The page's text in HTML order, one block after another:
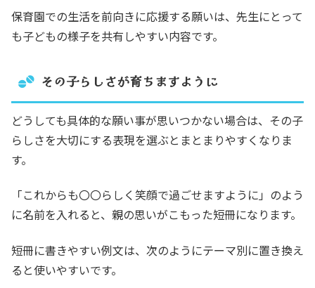
保育園での生活を前向きに応援する願いは、先生にとって
も子どもの様子を共有しやすい内容です。
その子らしさが育ちますように
どうしても具体的な願い事が思いつかない場合は、その子
らしさを大切にする表現を選ぶとまとまりやすくなりま
す。
「これからも〇〇らしく笑顔で過ごせますように」のよう
に名前を入れると、親の思いがこもった短冊になります。
短冊に書きやすい例文は、次のようにテーマ別に置き換え
ると使いやすいです。